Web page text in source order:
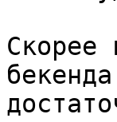
Скорее
бекенда